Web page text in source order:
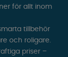
för allt inom
tillbehör
och roligare.
priser –